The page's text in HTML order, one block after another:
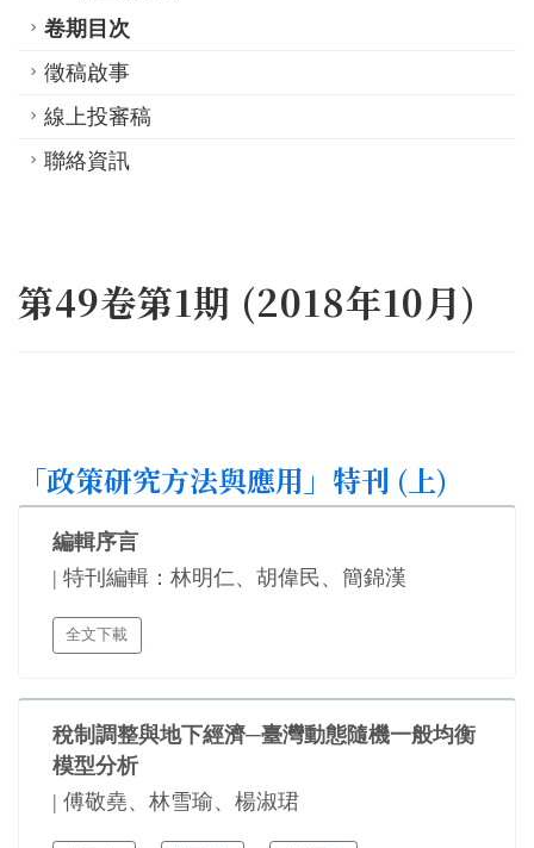
卷期目次
徵稿啟事
線上投審稿
聯絡資訊
第49卷第1期 (2018年10月)
「政策研究方法與應用」特刊 (上)
編輯序言
| 特刊編輯：林明仁、胡偉民、簡錦漢
全文下載
稅制調整與地下經濟─臺灣動態隨機一般均衡
模型分析
| 傅敬堯、林雪瑜、楊淑珺